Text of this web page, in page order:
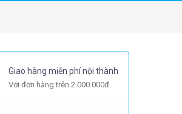
Giao hàng miễn phí nội thành
Với đơn hàng trên 2.000.000đ